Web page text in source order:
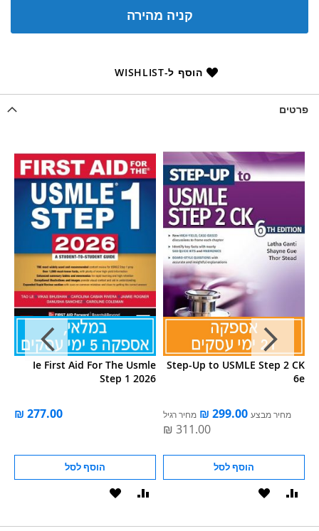
קניה מהירה
הוסף ל-WISHLIST
פרטים
Ie First Aid For The Usmle
Step 1 2026
הוסף לסל
הוסף
Step-Up to USMLE Step 2 CK
6e
מחיר מבצע מחיר רגיל
הוסף לסל
הוסף